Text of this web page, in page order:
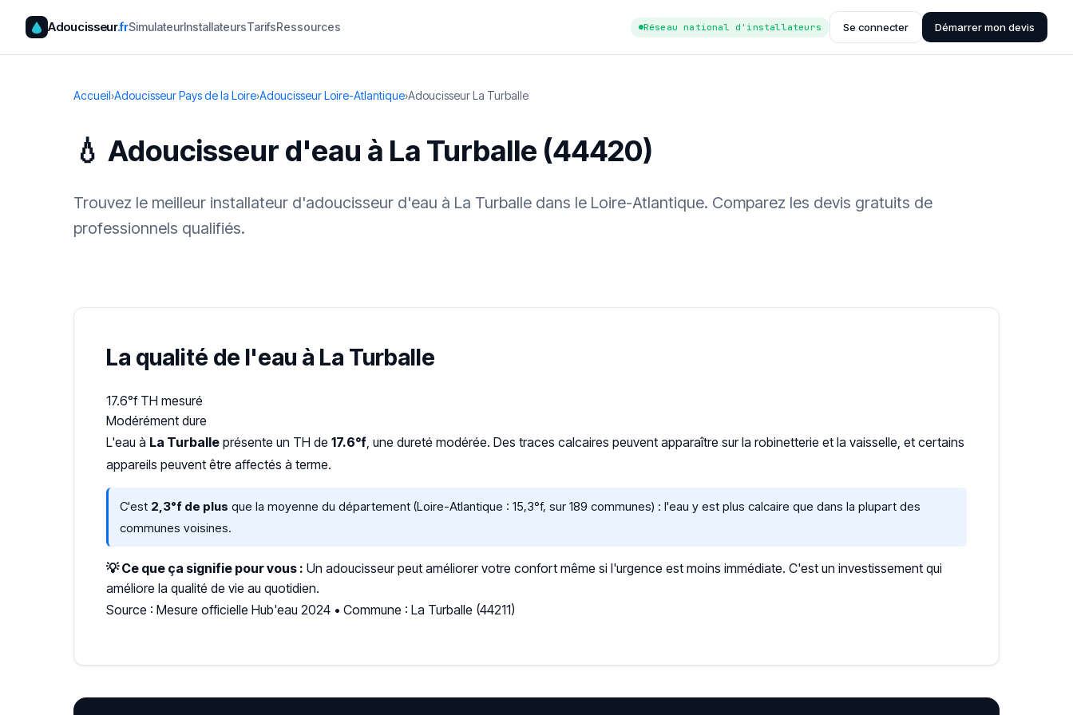
Adoucisseur.frSimulateurInstallateursTarifsRessources Réseau national d'installateurs Se connecter Démarrer mon devis
Accueil›Adoucisseur Pays de la Loire›Adoucisseur Loire-Atlantique›Adoucisseur La Turballe
💧 Adoucisseur d'eau à La Turballe (44420)
Trouvez le meilleur installateur d'adoucisseur d'eau à La Turballe dans le Loire-Atlantique. Comparez les devis gratuits de
professionnels qualifiés.
La qualité de l'eau à La Turballe
17.6°f TH mesuré
Modérément dure
L'eau à La Turballe présente un TH de 17.6°f, une dureté modérée. Des traces calcaires peuvent apparaître sur la robinetterie et la vaisselle, et certains
appareils peuvent être affectés à terme.
C'est 2,3°f de plus que la moyenne du département (Loire-Atlantique : 15,3°f, sur 189 communes) : l'eau y est plus calcaire que dans la plupart des
communes voisines.
💡 Ce que ça signifie pour vous : Un adoucisseur peut améliorer votre confort même si l'urgence est moins immédiate. C'est un investissement qui
améliore la qualité de vie au quotidien.
Source : Mesure officielle Hub'eau 2024 • Commune : La Turballe (44211)